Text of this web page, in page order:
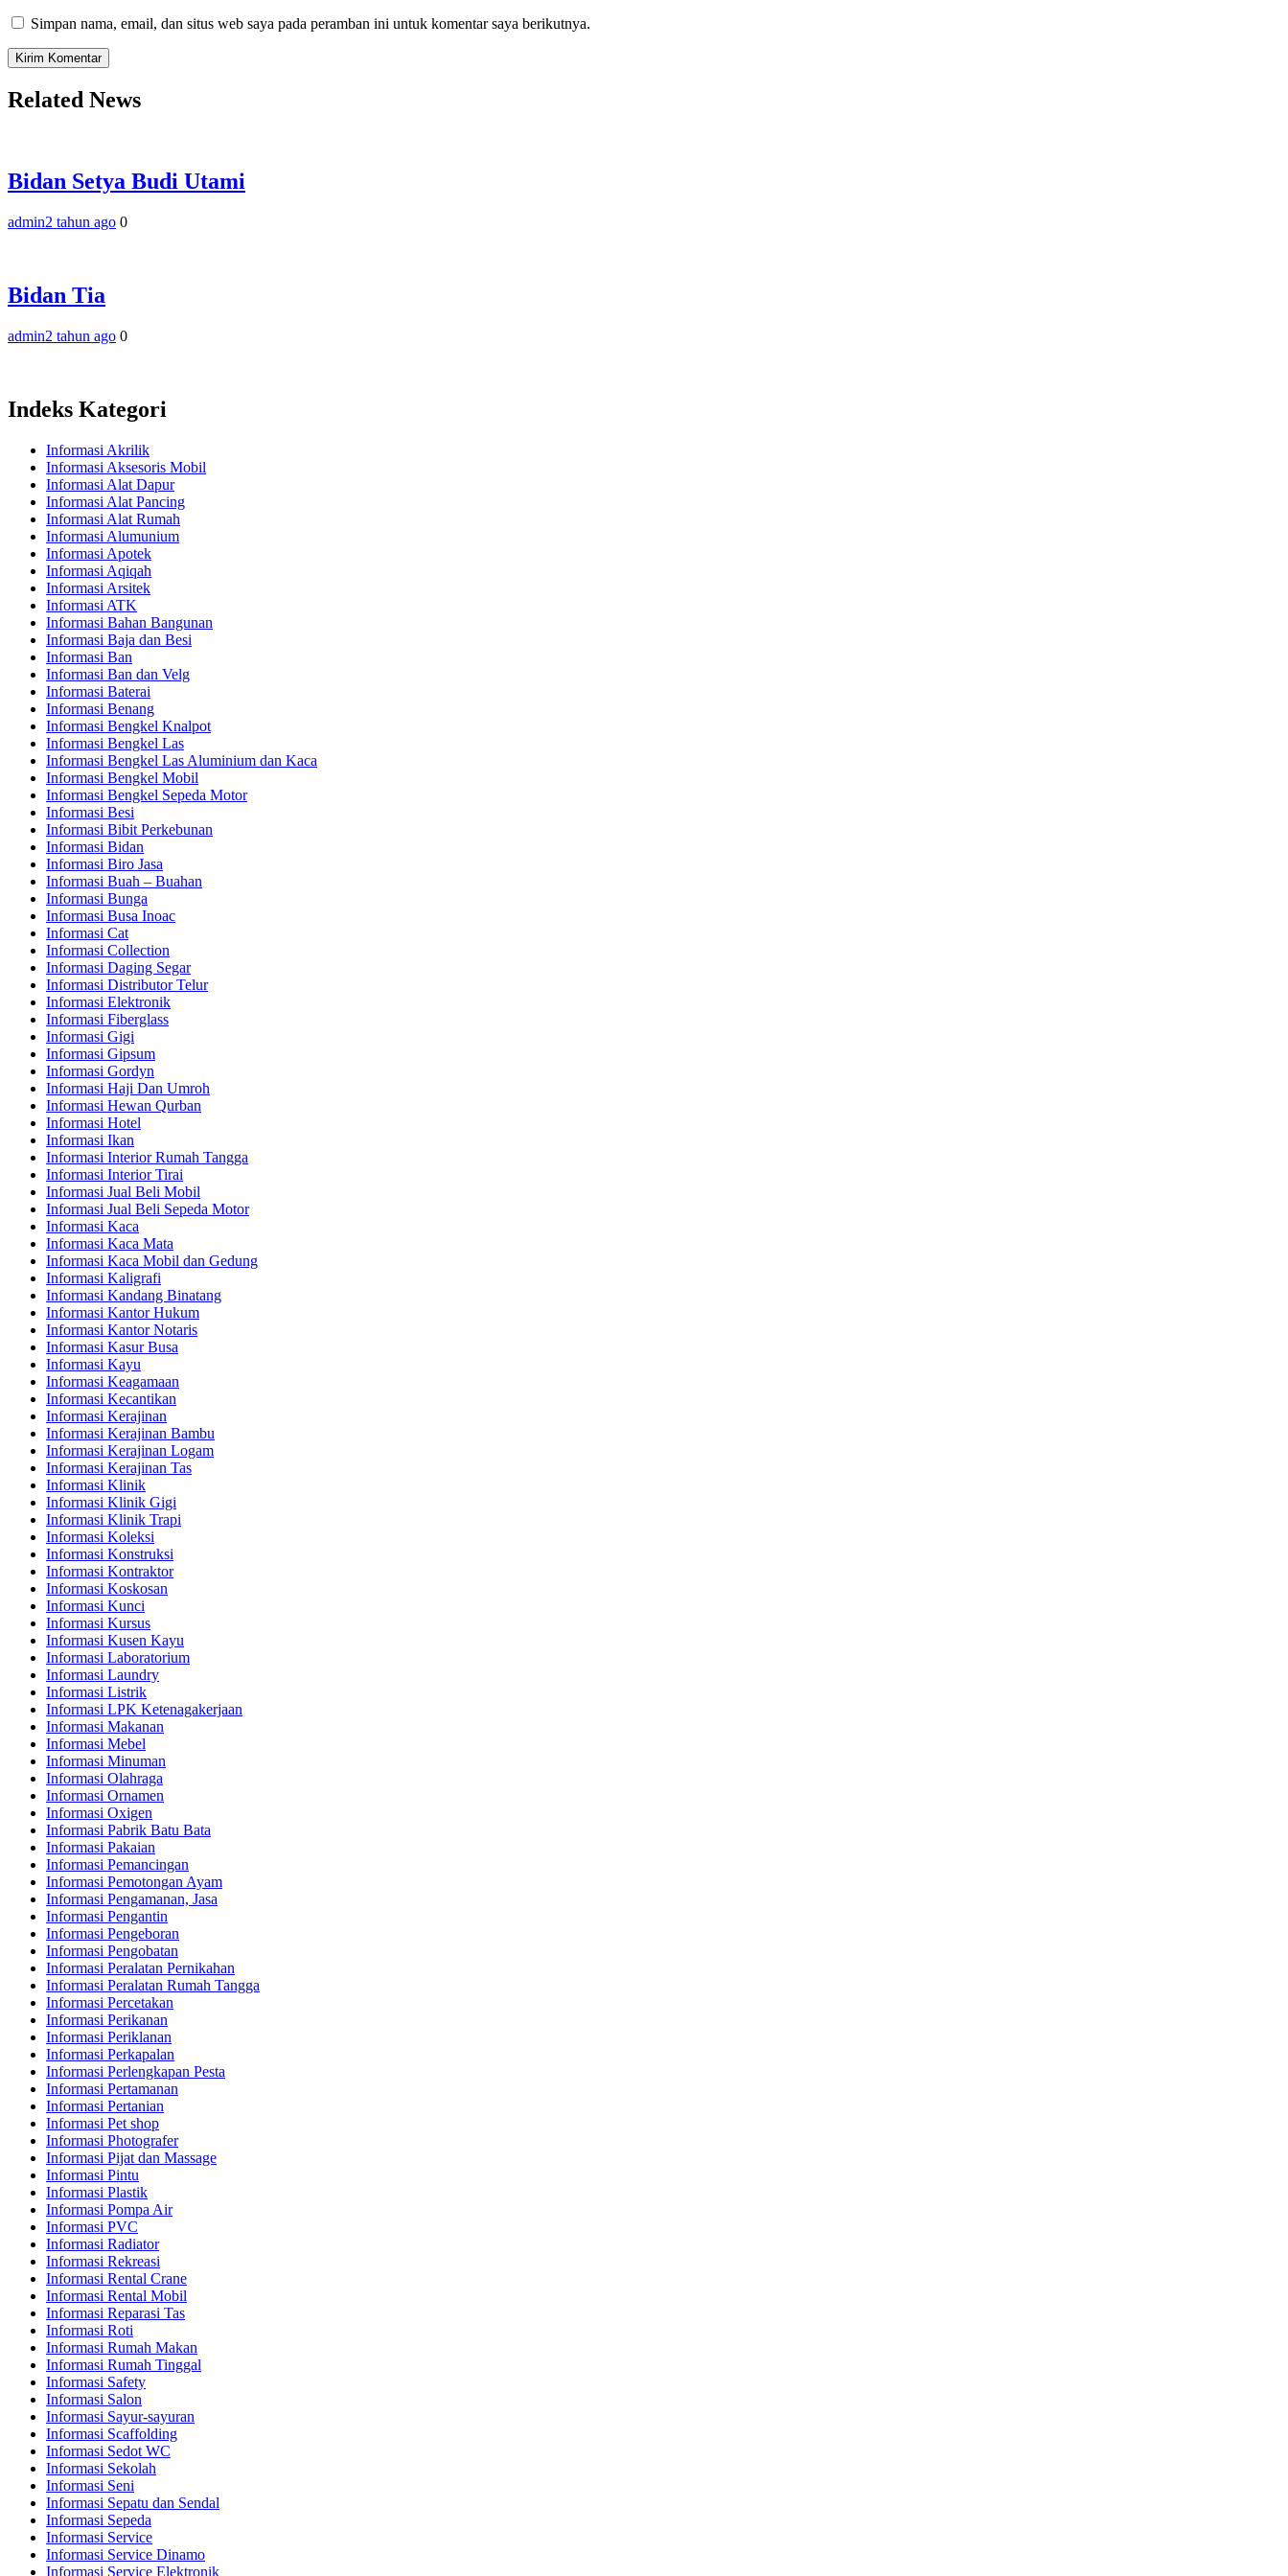
Simpan nama, email, dan situs web saya pada peramban ini untuk komentar saya berikutnya.
Related News
Bidan Setya Budi Utami
admin2 tahun ago 0
Bidan Tia
admin2 tahun ago 0
Indeks Kategori
Informasi Akrilik
Informasi Aksesoris Mobil
Informasi Alat Dapur
Informasi Alat Pancing
Informasi Alat Rumah
Informasi Alumunium
Informasi Apotek
Informasi Aqiqah
Informasi Arsitek
Informasi ATK
Informasi Bahan Bangunan
Informasi Baja dan Besi
Informasi Ban
Informasi Ban dan Velg
Informasi Baterai
Informasi Benang
Informasi Bengkel Knalpot
Informasi Bengkel Las
Informasi Bengkel Las Aluminium dan Kaca
Informasi Bengkel Mobil
Informasi Bengkel Sepeda Motor
Informasi Besi
Informasi Bibit Perkebunan
Informasi Bidan
Informasi Biro Jasa
Informasi Buah – Buahan
Informasi Bunga
Informasi Busa Inoac
Informasi Cat
Informasi Collection
Informasi Daging Segar
Informasi Distributor Telur
Informasi Elektronik
Informasi Fiberglass
Informasi Gigi
Informasi Gipsum
Informasi Gordyn
Informasi Haji Dan Umroh
Informasi Hewan Qurban
Informasi Hotel
Informasi Ikan
Informasi Interior Rumah Tangga
Informasi Interior Tirai
Informasi Jual Beli Mobil
Informasi Jual Beli Sepeda Motor
Informasi Kaca
Informasi Kaca Mata
Informasi Kaca Mobil dan Gedung
Informasi Kaligrafi
Informasi Kandang Binatang
Informasi Kantor Hukum
Informasi Kantor Notaris
Informasi Kasur Busa
Informasi Kayu
Informasi Keagamaan
Informasi Kecantikan
Informasi Kerajinan
Informasi Kerajinan Bambu
Informasi Kerajinan Logam
Informasi Kerajinan Tas
Informasi Klinik
Informasi Klinik Gigi
Informasi Klinik Trapi
Informasi Koleksi
Informasi Konstruksi
Informasi Kontraktor
Informasi Koskosan
Informasi Kunci
Informasi Kursus
Informasi Kusen Kayu
Informasi Laboratorium
Informasi Laundry
Informasi Listrik
Informasi LPK Ketenagakerjaan
Informasi Makanan
Informasi Mebel
Informasi Minuman
Informasi Olahraga
Informasi Ornamen
Informasi Oxigen
Informasi Pabrik Batu Bata
Informasi Pakaian
Informasi Pemancingan
Informasi Pemotongan Ayam
Informasi Pengamanan, Jasa
Informasi Pengantin
Informasi Pengeboran
Informasi Pengobatan
Informasi Peralatan Pernikahan
Informasi Peralatan Rumah Tangga
Informasi Percetakan
Informasi Perikanan
Informasi Periklanan
Informasi Perkapalan
Informasi Perlengkapan Pesta
Informasi Pertamanan
Informasi Pertanian
Informasi Pet shop
Informasi Photografer
Informasi Pijat dan Massage
Informasi Pintu
Informasi Plastik
Informasi Pompa Air
Informasi PVC
Informasi Radiator
Informasi Rekreasi
Informasi Rental Crane
Informasi Rental Mobil
Informasi Reparasi Tas
Informasi Roti
Informasi Rumah Makan
Informasi Rumah Tinggal
Informasi Safety
Informasi Salon
Informasi Sayur-sayuran
Informasi Scaffolding
Informasi Sedot WC
Informasi Sekolah
Informasi Seni
Informasi Sepatu dan Sendal
Informasi Sepeda
Informasi Service
Informasi Service Dinamo
Informasi Service Elektronik